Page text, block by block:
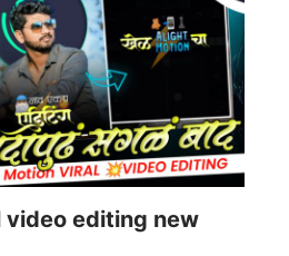
video editing new